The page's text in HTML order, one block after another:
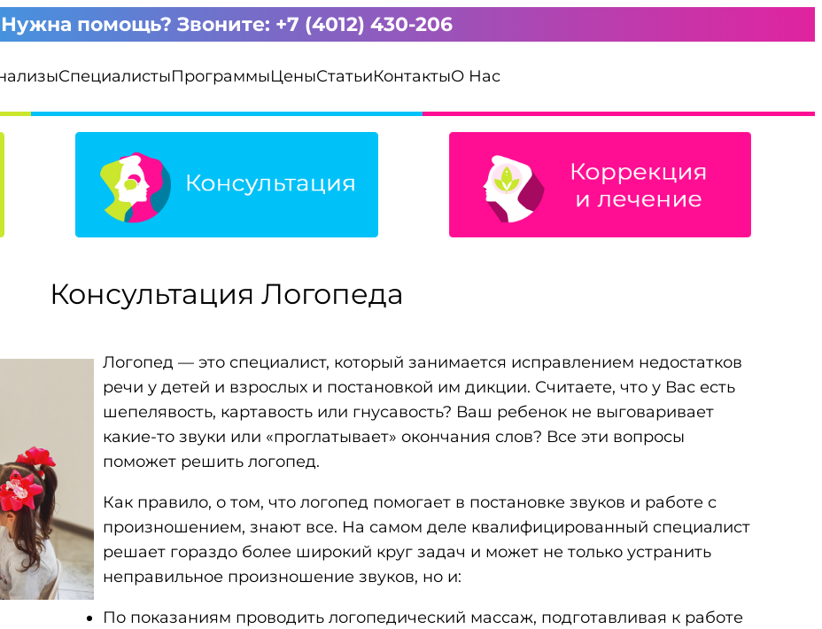
Нужна помощь? Звоните: +7 (4012) 430-206
СпециалистыПрограммыЦеныСтатьиКонтактыО Нас
Консультация Логопеда
Логопед — это специалист, который занимается исправлением недостатков
речи у детей и взрослых и постановкой им дикции. Считаете, что у Вас есть
шепелявость, картавость или гнусавость? Ваш ребенок не выговаривает
какие-то звуки или «проглатывает» окончания слов? Все эти вопросы
поможет решить логопед.
Как правило, о том, что логопед помогает в постановке звуков и работе с
произношением, знают все. На самом деле квалифицированный специалист
решает гораздо более широкий круг задач и может не только устранить
неправильное произношение звуков, но и:
По показаниям проводить логопедический массаж, подготавливая к работе